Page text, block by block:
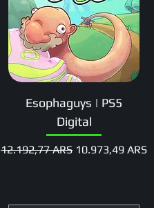
Esophaguys | PS5
Digital
Precio
12.192,77 ARS Precio de oferta
10.973,49 ARS